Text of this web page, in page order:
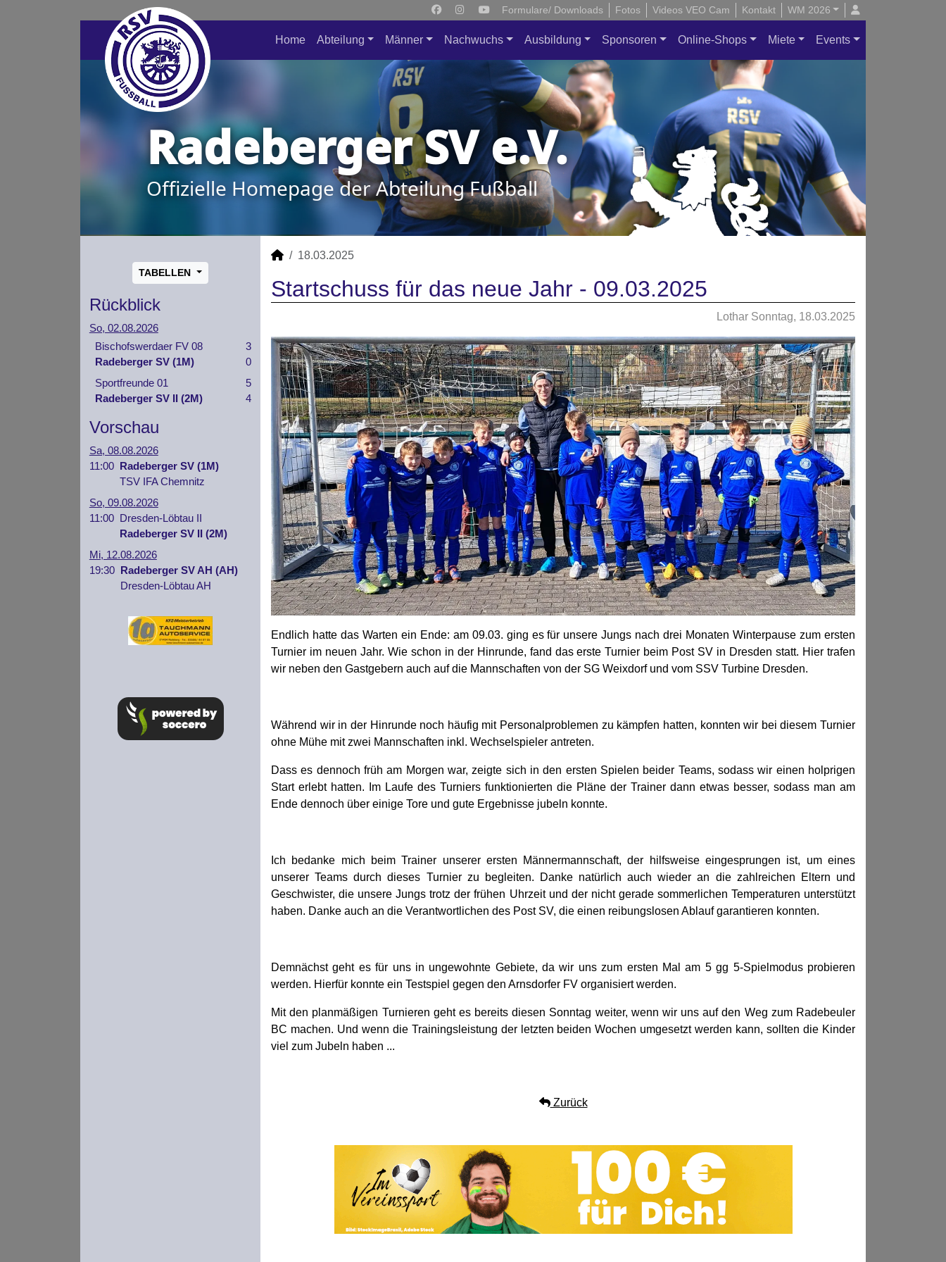
Formulare/ Downloads Fotos Videos VEO Cam Kontakt WM 2026
Home Abteilung Männer Nachwuchs Ausbildung Sponsoren Online-Shops Miete Events
Radeberger SV e.V.
Offizielle Homepage der Abteilung Fußball
TABELLEN
Rückblick
So, 02.08.2026
Bischofswerdaer FV 08
3
Radeberger SV (1M)
0
Sportfreunde 01
5
Radeberger SV II (2M)
4
Vorschau
Sa, 08.08.2026
11:00 Radeberger SV (1M)
TSV IFA Chemnitz
So, 09.08.2026
11:00 Dresden-Löbtau II
Radeberger SV II (2M)
Mi, 12.08.2026
19:30 Radeberger SV AH (AH)
Dresden-Löbtau AH
18.03.2025
Startschuss für das neue Jahr - 09.03.2025
Lothar Sonntag, 18.03.2025
Endlich hatte das Warten ein Ende: am 09.03. ging es für unsere Jungs nach drei Monaten Winterpause zum ersten
Turnier im neuen Jahr. Wie schon in der Hinrunde, fand das erste Turnier beim Post SV in Dresden statt. Hier trafen
wir neben den Gastgebern auch auf die Mannschaften von der SG Weixdorf und vom SSV Turbine Dresden.
Während wir in der Hinrunde noch häufig mit Personalproblemen zu kämpfen hatten, konnten wir bei diesem Turnier
ohne Mühe mit zwei Mannschaften inkl. Wechselspieler antreten.
Dass es dennoch früh am Morgen war, zeigte sich in den ersten Spielen beider Teams, sodass wir einen holprigen
Start erlebt hatten. Im Laufe des Turniers funktionierten die Pläne der Trainer dann etwas besser, sodass man am
Ende dennoch über einige Tore und gute Ergebnisse jubeln konnte.
Ich bedanke mich beim Trainer unserer ersten Männermannschaft, der hilfsweise eingesprungen ist, um eines
unserer Teams durch dieses Turnier zu begleiten. Danke natürlich auch wieder an die zahlreichen Eltern und
Geschwister, die unsere Jungs trotz der frühen Uhrzeit und der nicht gerade sommerlichen Temperaturen unterstützt
haben. Danke auch an die Verantwortlichen des Post SV, die einen reibungslosen Ablauf garantieren konnten.
Demnächst geht es für uns in ungewohnte Gebiete, da wir uns zum ersten Mal am 5 gg 5-Spielmodus probieren
werden. Hierfür konnte ein Testspiel gegen den Arnsdorfer FV organisiert werden.
Mit den planmäßigen Turnieren geht es bereits diesen Sonntag weiter, wenn wir uns auf den Weg zum Radebeuler
BC machen. Und wenn die Trainingsleistung der letzten beiden Wochen umgesetzt werden kann, sollten die Kinder
viel zum Jubeln haben ...
Zurück